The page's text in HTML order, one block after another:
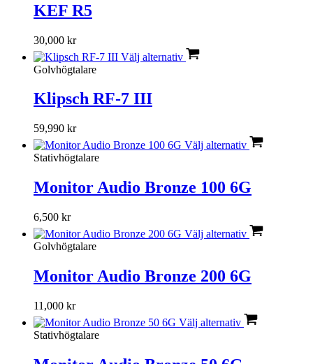
KEF R5
30,000 kr
Välj alternativ
Golvhögtalare
Klipsch RF-7 III
59,990 kr
Välj alternativ
Stativhögtalare
Monitor Audio Bronze 100 6G
6,500 kr
Välj alternativ
Golvhögtalare
Monitor Audio Bronze 200 6G
11,000 kr
Välj alternativ
Stativhögtalare